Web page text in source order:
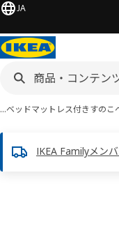
JA
…ベッドマットレス付きすのこ
IKEA Familyメン